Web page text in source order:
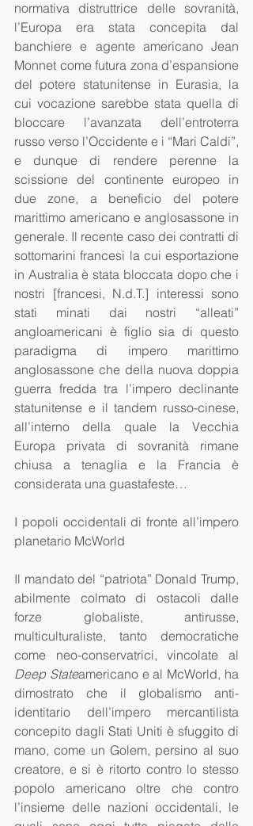
normativa distruttrice delle sovranità,
l’Europa era stata concepita dal
banchiere e agente americano Jean
Monnet come futura zona d’espansione
del potere statunitense in Eurasia, la
cui vocazione sarebbe stata quella di
bloccare l’avanzata dell’entroterra
russo verso l’Occidente e i “Mari Caldi”,
e dunque di rendere perenne la
scissione del continente europeo in
due zone, a beneficio del potere
marittimo americano e anglosassone in
generale. Il recente caso dei contratti di
sottomarini francesi la cui esportazione
in Australia è stata bloccata dopo che i
nostri [francesi, N.d.T.] interessi sono
stati minati dai nostri “alleati”
angloamericani è figlio sia di questo
paradigma di impero marittimo
anglosassone che della nuova doppia
guerra fredda tra l’impero declinante
statunitense e il tandem russo-cinese,
all’interno della quale la Vecchia
Europa privata di sovranità rimane
chiusa a tenaglia e la Francia è
considerata una guastafeste…
I popoli occidentali di fronte all’impero
planetario McWorld
Il mandato del “patriota” Donald Trump,
abilmente colmato di ostacoli dalle
forze globaliste, antirusse,
multiculturaliste, tanto democratiche
Deep Stateamericano e al McWorld, ha
dimostrato che il globalismo anti-
identitario dell’impero mercantilista
concepito dagli Stati Uniti è sfuggito di
mano, come un Golem, persino al suo
creatore, e si è ritorto contro lo stesso
popolo americano oltre che contro
l’insieme delle nazioni occidentali, le